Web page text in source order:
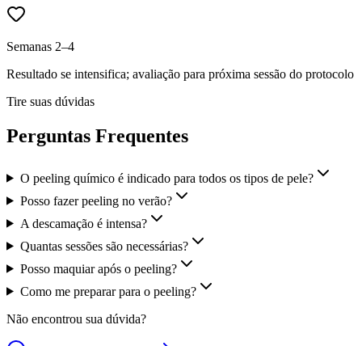
Semanas 2–4
Resultado se intensifica; avaliação para próxima sessão do protocolo
Tire suas dúvidas
Perguntas Frequentes
O peeling químico é indicado para todos os tipos de pele?
Posso fazer peeling no verão?
A descamação é intensa?
Quantas sessões são necessárias?
Posso maquiar após o peeling?
Como me preparar para o peeling?
Não encontrou sua dúvida?